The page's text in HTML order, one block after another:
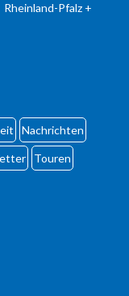
Rheinland-Pfalz +
Nachrichten
Touren